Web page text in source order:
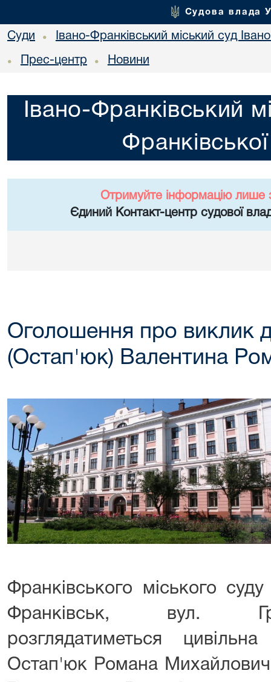
Судова влада
Суди • Івано-Франківський міський суд
• Прес-центр • Новини
Івано-Франківський
Отримуйте інформацію лише
Єдиний Контакт-центр судової
Оголошення про виклик
(Остап'юк) Валентина
Франківського міського
Франківськ, вул.
розглядатиметься
Остап'юк Романа